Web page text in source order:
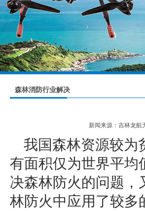
森林消防行业解决
新闻来源：吉林龙
我国森林资源较为
有面积仅为世界平均
决森林防火的问题，
林防火中应用了较多